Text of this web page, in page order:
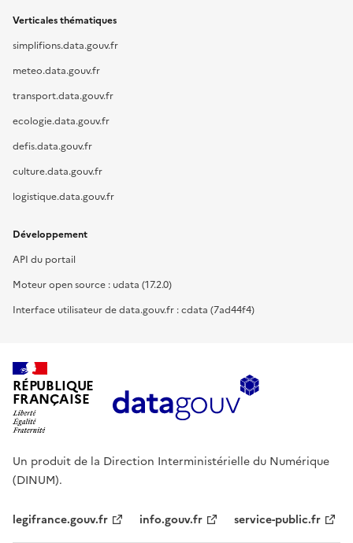
Verticales thématiques
simplifions.data.gouv.fr
meteo.data.gouv.fr
transport.data.gouv.fr
ecologie.data.gouv.fr
defis.data.gouv.fr
culture.data.gouv.fr
logistique.data.gouv.fr
Développement
API du portail
Moteur open source : udata (17.2.0)
Interface utilisateur de data.gouv.fr : cdata (7ad44f4)
RÉPUBLIQUE
FRANÇAISE
Un produit de la Direction Interministérielle du Numérique
(DINUM).
legifrance.gouv.fr info.gouv.fr service-public.fr